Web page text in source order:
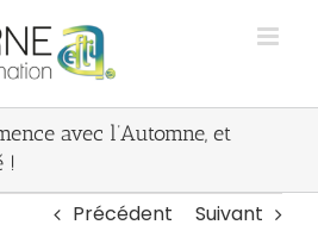
avec l’Automne, et
!
Précédent Suivant